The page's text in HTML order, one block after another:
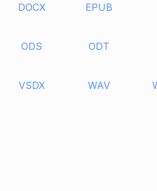
DOCX EPUB
ODS ODT
VSDX WAV